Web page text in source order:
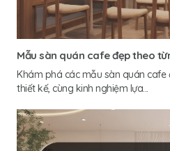
Mẫu sàn quán cafe đẹp theo
Khám phá các mẫu sàn quán
thiết kế, cùng kinh nghiệm lựa...